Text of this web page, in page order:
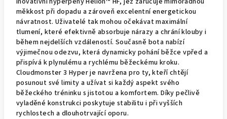
měkkost při dopadu a zároveň excelentní energetickou
návratnost. Uživatelé tak mohou očekávat maximální
tlumení, které efektivně absorbuje nárazy a chrání klouby i
během nejdelších vzdáleností. Současně bota nabízí
výjimečnou odezvu, která dynamicky pohání běžce vpřed a
přispívá k plynulému a rychlému běžeckému kroku.
Cloudmonster 3 Hyper je navržena pro ty, kteří chtějí
posunout své limity a užívat si každý aspekt svého
běžeckého tréninku s jistotou a komfortem. Díky pečlivě
vyladěné konstrukci poskytuje stabilitu i při vyšších
rychlostech a dlouhotrvající oporu.